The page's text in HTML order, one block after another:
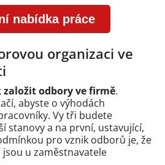
nabídka práce
organizaci ve
založit odbory ve firmě.
abyste o výhodách
Vy tři budete
stanovy a na první, ustavující,
pro vznik odborů je, že
u zaměstnavatele